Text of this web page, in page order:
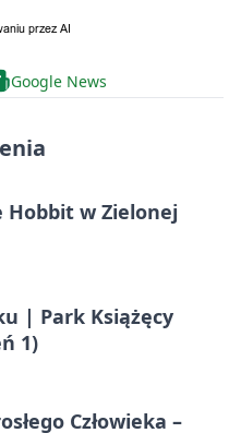
Google News
Hobbit w Zielonej
| Park Książęcy
1)
Człowieka –